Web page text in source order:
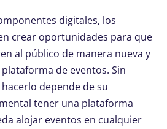
digitales, los
crear oportunidades para que
al público de manera nueva y
de eventos. Sin
depende de su
tener una plataforma
alojar eventos en cualquier